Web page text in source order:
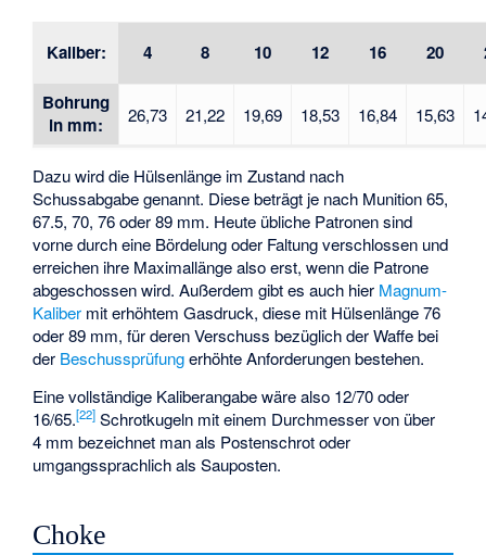
Kaliber: 4 8 10 12 16 20
Bohrung
in mm:
26,73 21,22 19,69 18,53 16,84 15,63
Dazu wird die Hülsenlänge im Zustand nach
Schussabgabe genannt. Diese beträgt je nach Munition 65,
67.5, 70, 76 oder 89 mm. Heute übliche Patronen sind
vorne durch eine Bördelung oder Faltung verschlossen und
erreichen ihre Maximallänge also erst, wenn die Patrone
abgeschossen wird. Außerdem gibt es auch hier Magnum-
Kaliber mit erhöhtem Gasdruck, diese mit Hülsenlänge 76
oder 89 mm, für deren Verschuss bezüglich der Waffe bei
der Beschussprüfungerhöhte Anforderungen bestehen.
Eine vollständige Kaliberangabe wäre also 12/70 oder
16/65.[22] Schrotkugeln mit einem Durchmesser von über
4 mm bezeichnet man als Postenschrot oder
umgangssprachlich als Sauposten.
Choke